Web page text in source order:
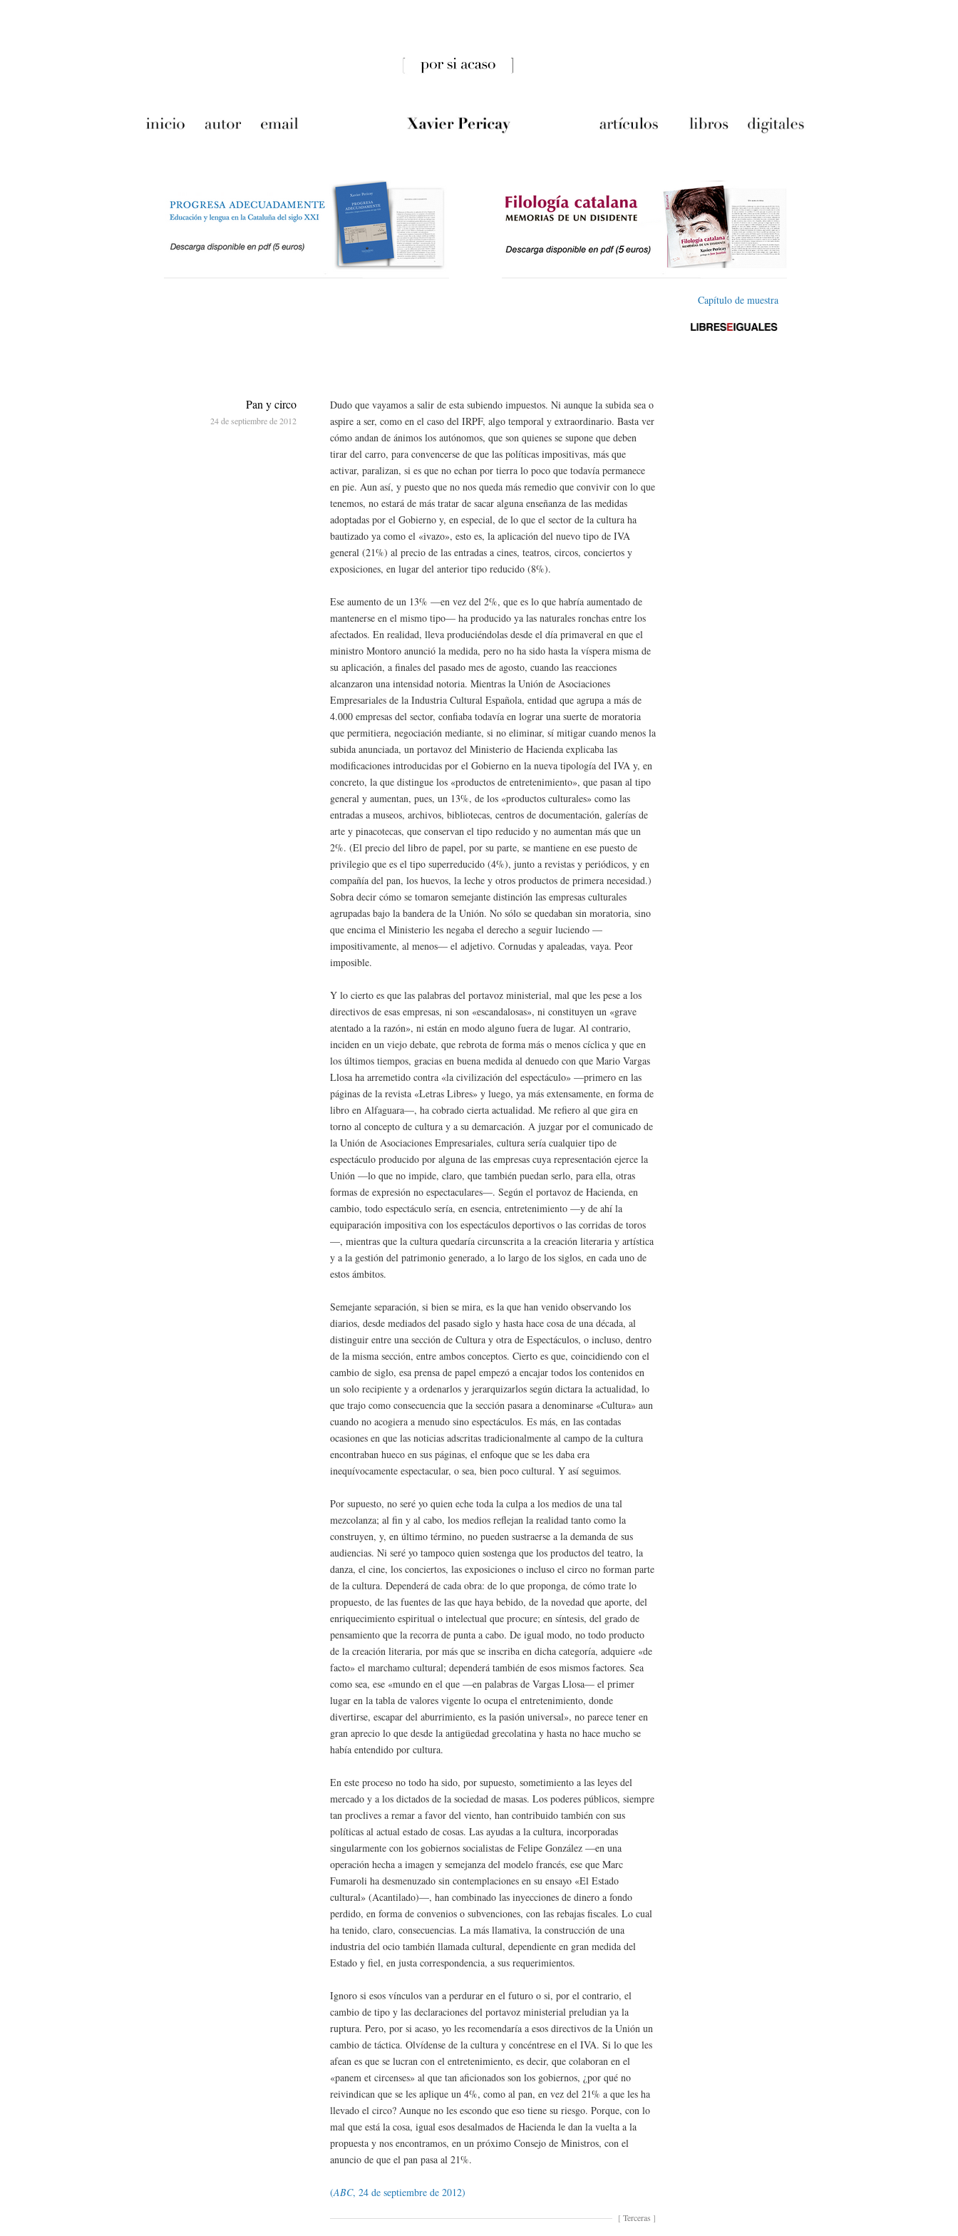
Capítulo de muestra
Dudo que vayamos a salir de esta subiendo impuestos. Ni aunque la subida sea o
aspire a ser, como en el caso del IRPF, algo temporal y extraordinario. Basta ver
cómo andan de ánimos los autónomos, que son quienes se supone que deben
tirar del carro, para convencerse de que las políticas impositivas, más que
activar, paralizan, si es que no echan por tierra lo poco que todavía permanece
en pie. Aun así, y puesto que no nos queda más remedio que convivir con lo que
tenemos, no estará de más tratar de sacar alguna enseñanza de las medidas
adoptadas por el Gobierno y, en especial, de lo que el sector de la cultura ha
bautizado ya como el «ivazo», esto es, la aplicación del nuevo tipo de IVA
general (21%) al precio de las entradas a cines, teatros, circos, conciertos y
exposiciones, en lugar del anterior tipo reducido (8%).
Ese aumento de un 13% —en vez del 2%, que es lo que habría aumentado de
mantenerse en el mismo tipo— ha producido ya las naturales ronchas entre los
afectados. En realidad, lleva produciéndolas desde el día primaveral en que el
ministro Montoro anunció la medida, pero no ha sido hasta la víspera misma de
su aplicación, a finales del pasado mes de agosto, cuando las reacciones
alcanzaron una intensidad notoria. Mientras la Unión de Asociaciones
Empresariales de la Industria Cultural Española, entidad que agrupa a más de
4.000 empresas del sector, confiaba todavía en lograr una suerte de moratoria
que permitiera, negociación mediante, si no eliminar, sí mitigar cuando menos la
subida anunciada, un portavoz del Ministerio de Hacienda explicaba las
modificaciones introducidas por el Gobierno en la nueva tipología del IVA y, en
concreto, la que distingue los «productos de entretenimiento», que pasan al tipo
general y aumentan, pues, un 13%, de los «productos culturales» como las
entradas a museos, archivos, bibliotecas, centros de documentación, galerías de
arte y pinacotecas, que conservan el tipo reducido y no aumentan más que un
2%. (El precio del libro de papel, por su parte, se mantiene en ese puesto de
privilegio que es el tipo superreducido (4%), junto a revistas y periódicos, y en
compañía del pan, los huevos, la leche y otros productos de primera necesidad.)
Sobra decir cómo se tomaron semejante distinción las empresas culturales
agrupadas bajo la bandera de la Unión. No sólo se quedaban sin moratoria, sino
que encima el Ministerio les negaba el derecho a seguir luciendo —
impositivamente, al menos— el adjetivo. Cornudas y apaleadas, vaya. Peor
imposible.
Y lo cierto es que las palabras del portavoz ministerial, mal que les pese a los
directivos de esas empresas, ni son «escandalosas», ni constituyen un «grave
atentado a la razón», ni están en modo alguno fuera de lugar. Al contrario,
inciden en un viejo debate, que rebrota de forma más o menos cíclica y que en
los últimos tiempos, gracias en buena medida al denuedo con que Mario Vargas
Llosa ha arremetido contra «la civilización del espectáculo» —primero en las
páginas de la revista «Letras Libres» y luego, ya más extensamente, en forma de
libro en Alfaguara—, ha cobrado cierta actualidad. Me refiero al que gira en
torno al concepto de cultura y a su demarcación. A juzgar por el comunicado de
la Unión de Asociaciones Empresariales, cultura sería cualquier tipo de
espectáculo producido por alguna de las empresas cuya representación ejerce la
Unión —lo que no impide, claro, que también puedan serlo, para ella, otras
formas de expresión no espectaculares—. Según el portavoz de Hacienda, en
cambio, todo espectáculo sería, en esencia, entretenimiento —y de ahí la
equiparación impositiva con los espectáculos deportivos o las corridas de toros
—, mientras que la cultura quedaría circunscrita a la creación literaria y artística
y a la gestión del patrimonio generado, a lo largo de los siglos, en cada uno de
estos ámbitos.
Semejante separación, si bien se mira, es la que han venido observando los
diarios, desde mediados del pasado siglo y hasta hace cosa de una década, al
distinguir entre una sección de Cultura y otra de Espectáculos, o incluso, dentro
de la misma sección, entre ambos conceptos. Cierto es que, coincidiendo con el
cambio de siglo, esa prensa de papel empezó a encajar todos los contenidos en
un solo recipiente y a ordenarlos y jerarquizarlos según dictara la actualidad, lo
que trajo como consecuencia que la sección pasara a denominarse «Cultura» aun
cuando no acogiera a menudo sino espectáculos. Es más, en las contadas
ocasiones en que las noticias adscritas tradicionalmente al campo de la cultura
encontraban hueco en sus páginas, el enfoque que se les daba era
inequívocamente espectacular, o sea, bien poco cultural. Y así seguimos.
Por supuesto, no seré yo quien eche toda la culpa a los medios de una tal
mezcolanza; al fin y al cabo, los medios reflejan la realidad tanto como la
construyen, y, en último término, no pueden sustraerse a la demanda de sus
audiencias. Ni seré yo tampoco quien sostenga que los productos del teatro, la
danza, el cine, los conciertos, las exposiciones o incluso el circo no forman parte
de la cultura. Dependerá de cada obra: de lo que proponga, de cómo trate lo
propuesto, de las fuentes de las que haya bebido, de la novedad que aporte, del
enriquecimiento espiritual o intelectual que procure; en síntesis, del grado de
pensamiento que la recorra de punta a cabo. De igual modo, no todo producto
de la creación literaria, por más que se inscriba en dicha categoría, adquiere «de
facto» el marchamo cultural; dependerá también de esos mismos factores. Sea
como sea, ese «mundo en el que —en palabras de Vargas Llosa— el primer
lugar en la tabla de valores vigente lo ocupa el entretenimiento, donde
divertirse, escapar del aburrimiento, es la pasión universal», no parece tener en
gran aprecio lo que desde la antigüedad grecolatina y hasta no hace mucho se
había entendido por cultura.
En este proceso no todo ha sido, por supuesto, sometimiento a las leyes del
mercado y a los dictados de la sociedad de masas. Los poderes públicos, siempre
tan proclives a remar a favor del viento, han contribuido también con sus
políticas al actual estado de cosas. Las ayudas a la cultura, incorporadas
singularmente con los gobiernos socialistas de Felipe González —en una
operación hecha a imagen y semejanza del modelo francés, ese que Marc
Fumaroli ha desmenuzado sin contemplaciones en su ensayo «El Estado
cultural» (Acantilado)—, han combinado las inyecciones de dinero a fondo
perdido, en forma de convenios o subvenciones, con las rebajas fiscales. Lo cual
ha tenido, claro, consecuencias. La más llamativa, la construcción de una
industria del ocio también llamada cultural, dependiente en gran medida del
Estado y fiel, en justa correspondencia, a sus requerimientos.
Ignoro si esos vínculos van a perdurar en el futuro o si, por el contrario, el
cambio de tipo y las declaraciones del portavoz ministerial preludian ya la
ruptura. Pero, por si acaso, yo les recomendaría a esos directivos de la Unión un
cambio de táctica. Olvídense de la cultura y concéntrese en el IVA. Si lo que les
afean es que se lucran con el entretenimiento, es decir, que colaboran en el
«panem et circenses» al que tan aficionados son los gobiernos, ¿por qué no
reivindican que se les aplique un 4%, como al pan, en vez del 21% a que les ha
llevado el circo? Aunque no les escondo que eso tiene su riesgo. Porque, con lo
mal que está la cosa, igual esos desalmados de Hacienda le dan la vuelta a la
propuesta y nos encontramos, en un próximo Consejo de Ministros, con el
anuncio de que el pan pasa al 21%.
(ABC, 24 de septiembre de 2012)
[Terceras ]
Pan y circo
24 de septiembre de 2012